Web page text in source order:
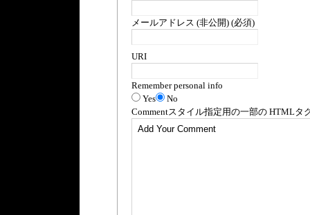
メールアドレス (非公開) (必須)
URI
Remember personal info
Yes
No
Commentスタイル指定用の一部の HTMLタ